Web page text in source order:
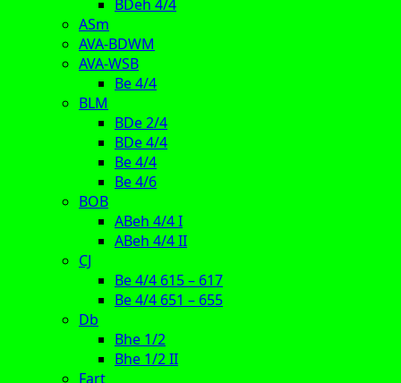
BDeh 4/4
ASm
AVA-BDWM
AVA-WSB
Be 4/4
BLM
BDe 2/4
BDe 4/4
Be 4/4
Be 4/6
BOB
ABeh 4/4 I
ABeh 4/4 II
CJ
Be 4/4 615 – 617
Be 4/4 651 – 655
Db
Bhe 1/2
Bhe 1/2 II
Fart